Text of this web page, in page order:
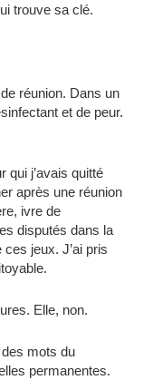
trouve sa clé.
réunion. Dans un
et de peur.
qui j’avais quitté
après une réunion
ivre de
disputés dans la
jeux. J’ai pris
Elle, non.
mots du
permanentes.